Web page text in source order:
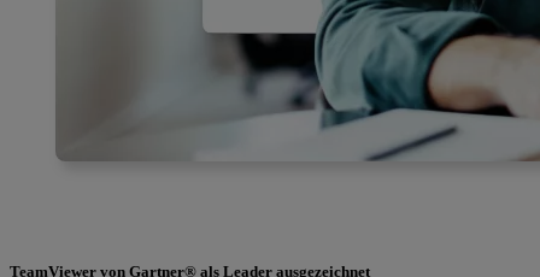
TeamViewer von Gartner® als Leader ausgezeichnet